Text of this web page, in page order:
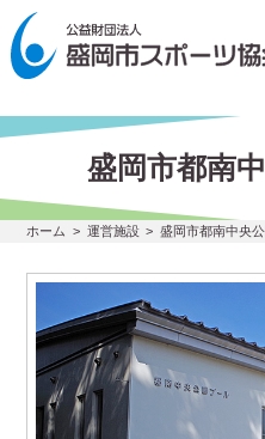
盛岡市都南
ホーム 運営施設 盛岡市都南中央